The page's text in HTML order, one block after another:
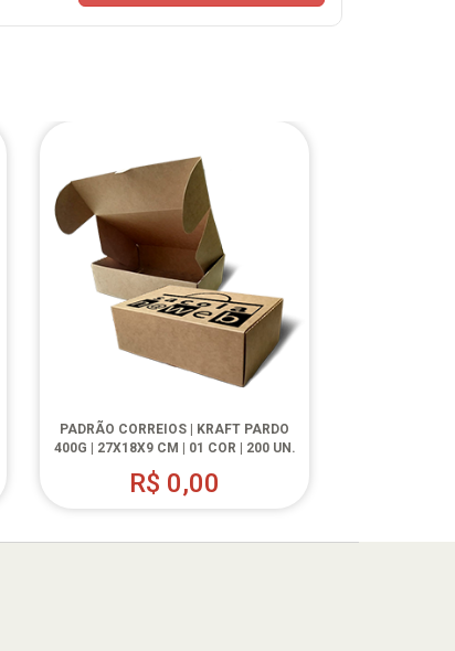
PADRÃO CORREIOS | KRAFT PARDO
400G | 27X18X9 CM | 01 COR | 200 UN.
R$ 0,00